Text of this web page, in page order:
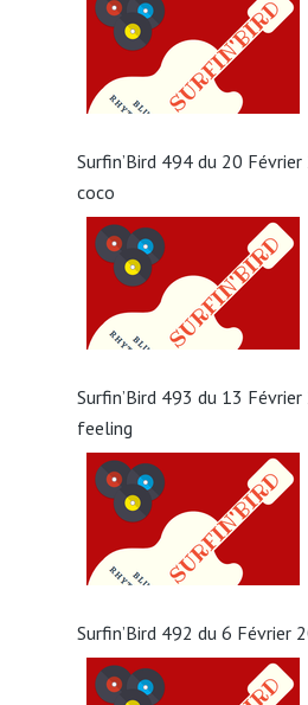
Surfin’Bird 494 du 20 Février
coco
Surfin’Bird 493 du 13
feeling
Surfin’Bird 492 du 6 Février